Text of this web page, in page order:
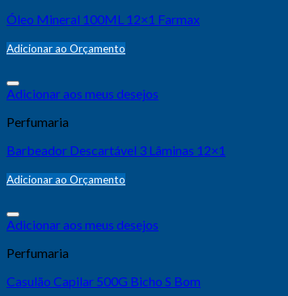
Óleo Mineral 100ML 12×1 Farmax
Adicionar ao Orçamento
Adicionar aos meus desejos
Perfumaria
Barbeador Descartável 3 Lâminas 12×1
Adicionar ao Orçamento
Adicionar aos meus desejos
Perfumaria
Casulão Capilar 500G Bicho S Bom